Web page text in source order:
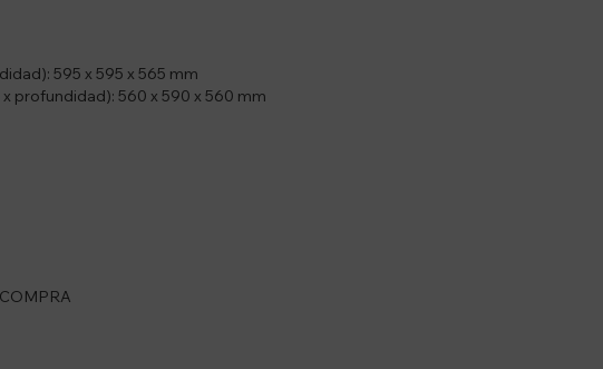
595 x 595 x 565 mm
profundidad): 560 x 590 x 560 mm